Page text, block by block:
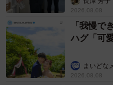
2026.08.08
「我慢で
ハグ「可
まいどな
2026.08.08